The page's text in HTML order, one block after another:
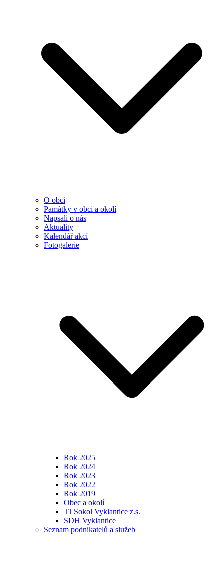
O obci
Památky v obci a okolí
Napsali o nás
Aktuality
Kalendář akcí
Fotogalerie
Rok 2025
Rok 2024
Rok 2023
Rok 2022
Rok 2019
Obec a okolí
TJ Sokol Vyklantice z.s.
SDH Vyklantice
Seznam podnikatelů a služeb